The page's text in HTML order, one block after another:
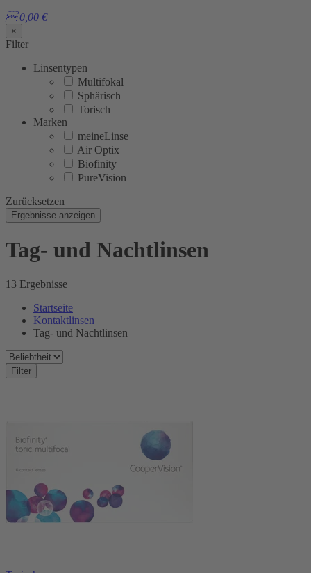
 0,00 €
×
Filter
Linsentypen
Multifokal
Sphärisch
Torisch
Marken
meineLinse
Air Optix
Biofinity
PureVision
Zurücksetzen
Ergebnisse anzeigen
Tag- und Nachtlinsen
13 Ergebnisse
Startseite
Kontaktlinsen
Tag- und Nachtlinsen
Filter